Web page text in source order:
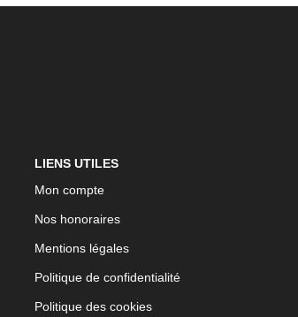
LIENS UTILES
Mon compte
Nos honoraires
Mentions légales
Politique de confidentialité
Politique des cookies